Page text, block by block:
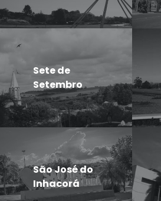
Sete de
Setembro
São José do
Inhacorá